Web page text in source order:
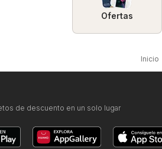
Ofertas
Inicio
de descuento en un solo lugar